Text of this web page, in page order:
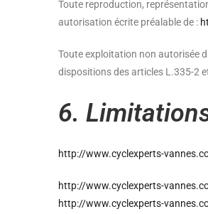
Toute reproduction,
autorisation écrite préalable de :
Toute exploitation non autorisée
dispositions des articles L.335-2
6.
http://www.cyclexperts-
http://www.cyclexperts-
http://www.cyclexperts-